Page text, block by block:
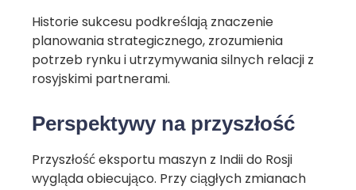
Historie sukcesu podkreślają znaczenie
planowania strategicznego, zrozumienia
potrzeb rynku i utrzymywania silnych relacji z
rosyjskimi partnerami.
Perspektywy na przyszłość
Przyszłość eksportu maszyn z Indii do Rosji
wygląda obiecująco. Przy ciągłych zmianach